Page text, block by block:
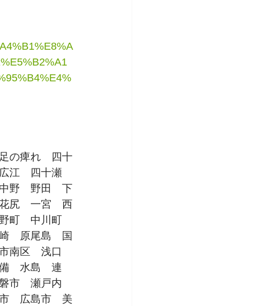
の痺れ　四十
江　四十瀬
野　野田　下
尻　一宮　西
町　中川町
　原尾島　国
南区　浅口
　水島　連
市　瀬戸内
　広島市　美